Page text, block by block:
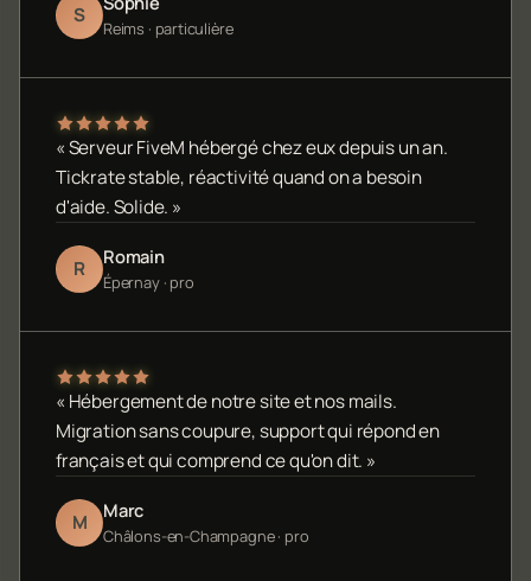
S
Reims · particulière
« Serveur FiveM hébergé chez eux depuis un an.
Tickrate stable, réactivité quand on a besoin
d'aide. Solide. »
R Romain
Épernay · pro
« Hébergement de notre site et nos mails.
Migration sans coupure, support qui répond en
français et qui comprend ce qu'on dit. »
M Marc
Châlons-en-Champagne · pro